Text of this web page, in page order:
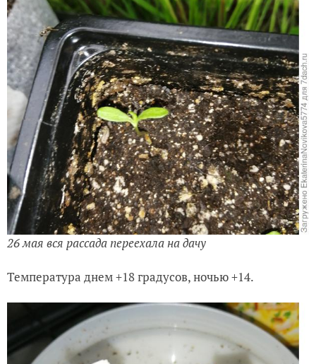
26 мая вся рассада переехала на дачу
Температура днем +18 градусов, ночью +14.